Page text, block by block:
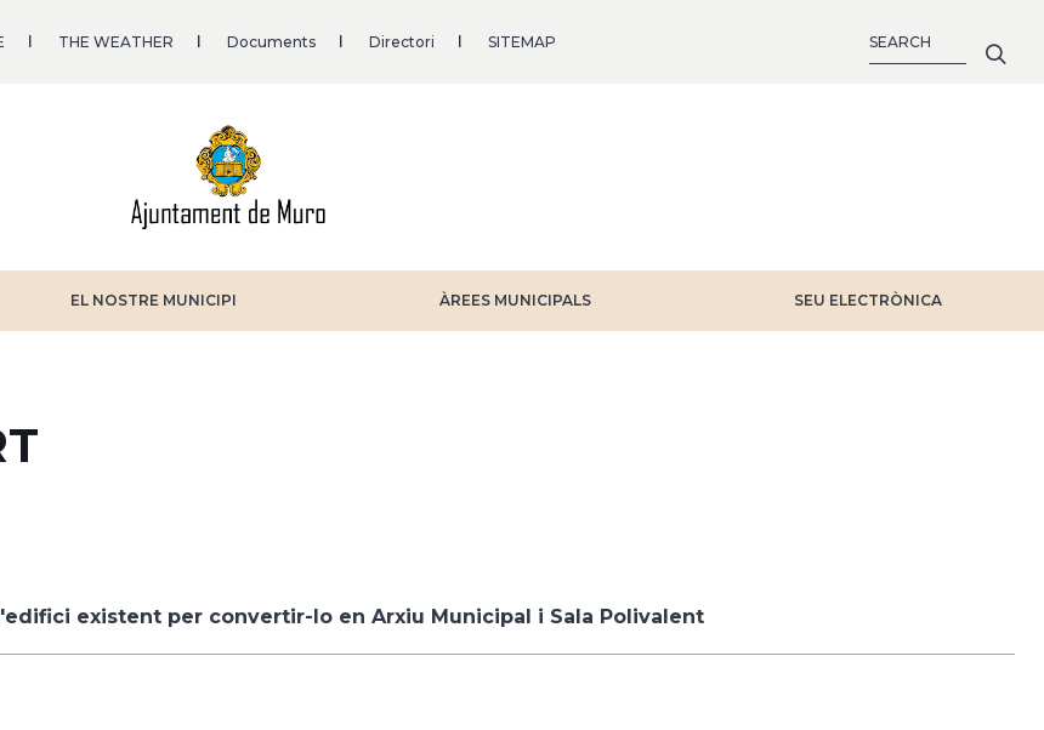
THE WEATHER Documents Directori SITEMAP
EL NOSTRE MUNICIPI ÀREES MUNICIPALS SEU ELECTRÒNICA
existent per convertir-lo en Arxiu Municipal i Sala Polivalent